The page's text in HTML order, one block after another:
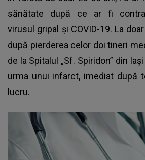
sănătate după ce ar fi
virusul gripal și COVID-19. La
după pierderea celor doi tineri
de la Spitalul „Sf. Spiridon” din
urma unui infarct, imediat după
lucru.